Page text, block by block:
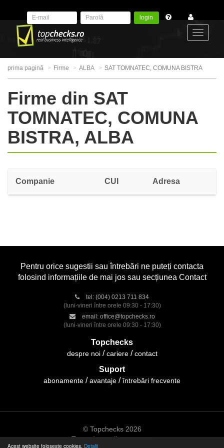
Acest website folosește cookies. Detalii
login
prima pagină Firme ALBA SAT TOMNATEC, COMUNA BISTRA
Firme din SAT
TOMNATEC, COMUNA
BISTRA, ALBA
Companie CUI Adresa
Pentru orice sugestii sau întrebări ne puteți contacta
folosind informațiile de mai jos sau secțiunea Contact
tel: (004) 0213 711 834
(luni-vineri între orele 09:30 - 17:30)
email: office@topchecks.ro
(luni-vineri între orele 09:30 - 17:30)
Topchecks
despre noi cariere contact
Suport
abonamente avantaje întrebări frecvente
© Topchecks 2026
Toate drepturile rezervate